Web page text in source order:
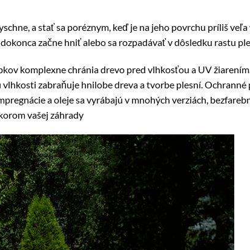
a stať sa poréznym, keď je na jeho povrchu príliš
začne hniť alebo sa rozpadávať v dôsledku rastu
komplexne chránia drevo pred vlhkosťou a UV
zabraňuje hnilobe dreva a tvorbe plesní.
a oleje sa vyrábajú v mnohých verziách,
vašej záhrady